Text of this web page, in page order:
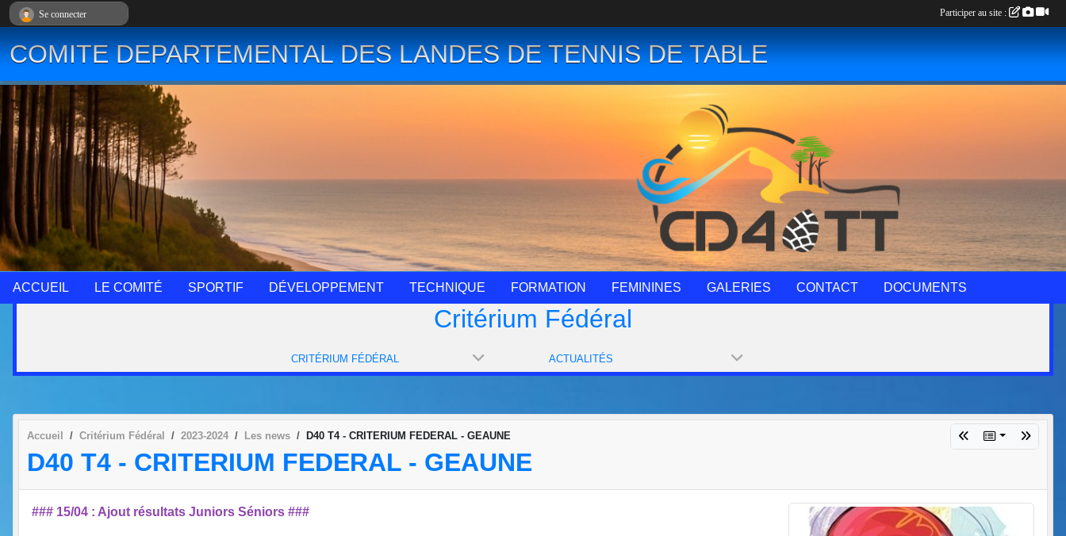
COMITE DEPARTEMENTAL DES LANDES DE TENNIS DE TABLE
ACCUEIL LE COMITÉ SPORTIF DÉVELOPPEMENT TECHNIQUE FORMATION FEMININES GALERIES CONTACT DOCUMENTS
Critérium Fédéral
CRITÉRIUM FÉDÉRAL ACTUALITÉS
Accueil Critérium Fédéral 2023-2024 Les news D40 T4 - CRITERIUM FEDERAL - GEAUNE
D40 T4 - CRITERIUM FEDERAL - GEAUNE
### 15/04 : Ajout résultats Juniors Séniors ###
Se connecter Participer au site :
Panneau de gestion des cookies